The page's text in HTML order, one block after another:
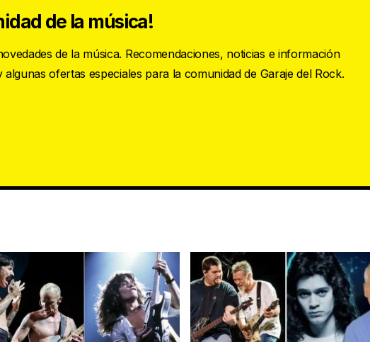
de la música!
de la música. Recomendaciones, noticias e información
ofertas especiales para la comunidad de Garaje del Rock.